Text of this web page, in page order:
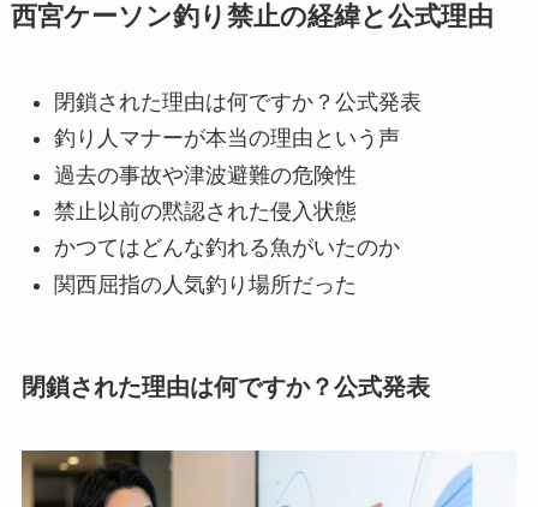
西宮ケーソン釣り禁止の経緯と公式理由
閉鎖された理由は何ですか？公式発表
釣り人マナーが本当の理由という声
過去の事故や津波避難の危険性
禁止以前の黙認された侵入状態
かつてはどんな釣れる魚がいたのか
関西屈指の人気釣り場所だった
閉鎖された理由は何ですか？公式発表